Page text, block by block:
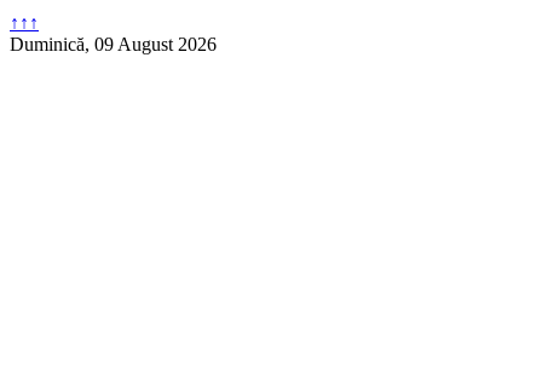
↑↑↑
Duminică, 09 August 2026